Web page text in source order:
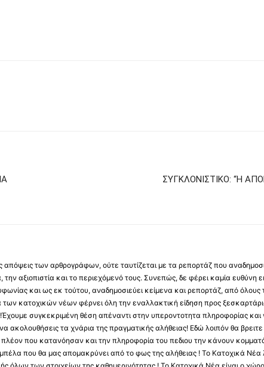
ΣΥΓΚΛΟΝΙΣΤΙΚΟ: “Η
απόψεις των αρθρογράφων, ούτε ταυτίζεται με τα ρεπορτάζ που
την αξιοπιστία και το περιεχόμενό τους. Συνεπώς, δε φέρει καμία
και ως εκ τούτου, αναδημοσιεύει κείμενα και ρεπορτάζ, από όλους
κατοχικών νέων φέρνει όλη την εναλλακτική είδηση προς
!Έχουμε συγκεκριμένη θέση απέναντι στην υπεροντοτητα πληροφορίας και
ακολουθήσεις τα χνάρια της πραγματικής αλήθειας! Εδώ λοιπόν θα
που κατανόησαν και την πληροφορία του πεδιου την κάνουν
που θα μας απομακρύνει από το φως της αλήθειας ! Το Κατοχικά Νέα